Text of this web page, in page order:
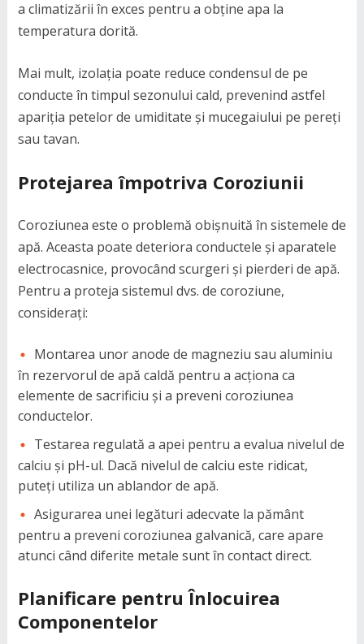
a climatizării în exces pentru a obține apa la
temperatura dorită.
Mai mult, izolația poate reduce condensul de pe
conducte în timpul sezonului cald, prevenind astfel
apariția petelor de umiditate și mucegaiului pe pereți
sau tavan.
Protejarea împotriva Coroziunii
Coroziunea este o problemă obișnuită în sistemele de
apă. Aceasta poate deteriora conductele și aparatele
electrocasnice, provocând scurgeri și pierderi de apă.
Pentru a proteja sistemul dvs. de coroziune,
considerați:
Montarea unor anode de magneziu sau aluminiu
în rezervorul de apă caldă pentru a acționa ca
elemente de sacrificiu și a preveni coroziunea
conductelor.
Testarea regulată a apei pentru a evalua nivelul de
calciu și pH-ul. Dacă nivelul de calciu este ridicat,
puteți utiliza un ablandor de apă.
Asigurarea unei legături adecvate la pământ
pentru a preveni coroziunea galvanică, care apare
atunci când diferite metale sunt în contact direct.
Planificare pentru Înlocuirea
Componentelor